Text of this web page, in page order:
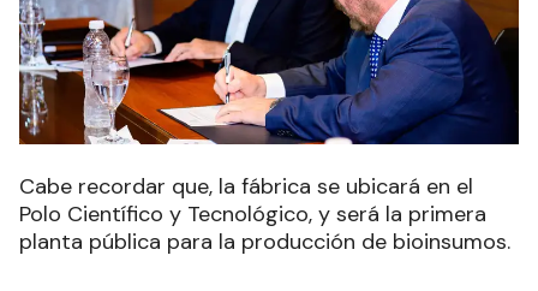
Cabe recordar que, la fábrica se ubicará en el
Polo Científico y Tecnológico, y será la primera
planta pública para la producción de bioinsumos.